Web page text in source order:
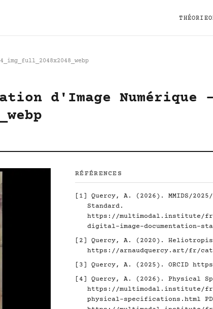
THÉORIE
d'Image Numérique -
RÉFÉRENCES
[1]
Quercy, A. (2026). MMIDS/
Standard.
https://multimodal.institute/fr/
digital-image-documentation-
[2]
Quercy, A. (2020).
https://arnaudquercy.art/fr/
[3]
Quercy, A. (2025). ORCID
[4]
Quercy, A. (2026). Physical
https://multimodal.institute/fr/
physical-specifications.html